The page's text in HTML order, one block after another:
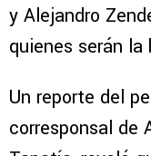
y Alejandro
quienes serán
Un reporte del
corresponsal de